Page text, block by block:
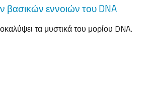
βασικών εννοιών του DNA
τα μυστικά του μορίου DNA.